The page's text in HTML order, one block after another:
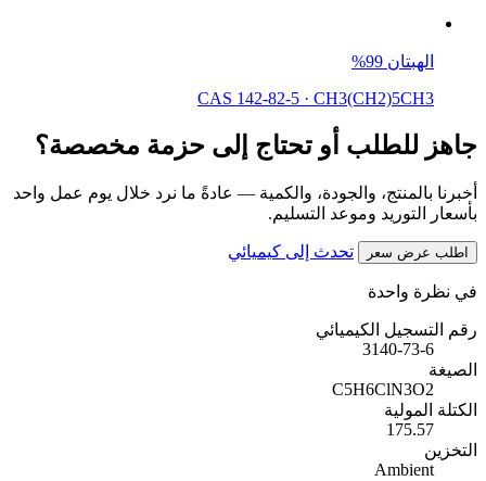
الهبتان 99%
CAS 142-82-5 · CH3(CH2)5CH3
جاهز للطلب أو تحتاج إلى حزمة مخصصة؟
أخبرنا بالمنتج، والجودة، والكمية — عادةً ما نرد خلال يوم عمل واحد
بأسعار التوريد وموعد التسليم.
اطلب عرض سعر تحدث إلى كيميائي
في نظرة واحدة
رقم التسجيل الكيميائي
3140-73-6
الصيغة
C5H6ClN3O2
الكتلة المولية
175.57
التخزين
Ambient